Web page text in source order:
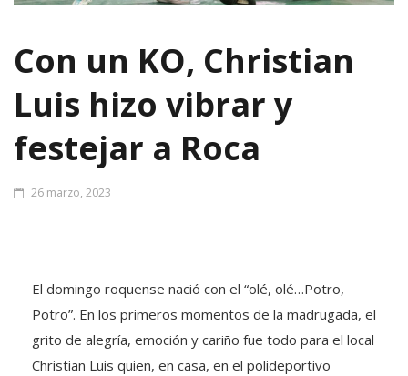
Con un KO, Christian
Luis hizo vibrar y
festejar a Roca
26 marzo, 2023
El domingo roquense nació con el “olé, olé…Potro,
Potro”. En los primeros momentos de la madrugada, el
grito de alegría, emoción y cariño fue todo para el local
Christian Luis quien, en casa, en el polideportivo